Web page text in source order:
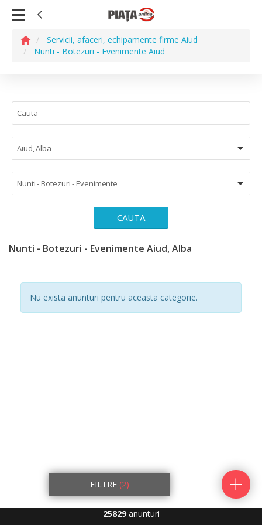
Servicii, afaceri, echipamente firme Aiud
Nunti - Botezuri - Evenimente Aiud
Aiud, Alba
Nunti - Botezuri - Evenimente
CAUTA
Nunti - Botezuri - Evenimente Aiud, Alba
Nu exista anunturi pentru aceasta categorie.
FILTRE (2)
25829anunturi